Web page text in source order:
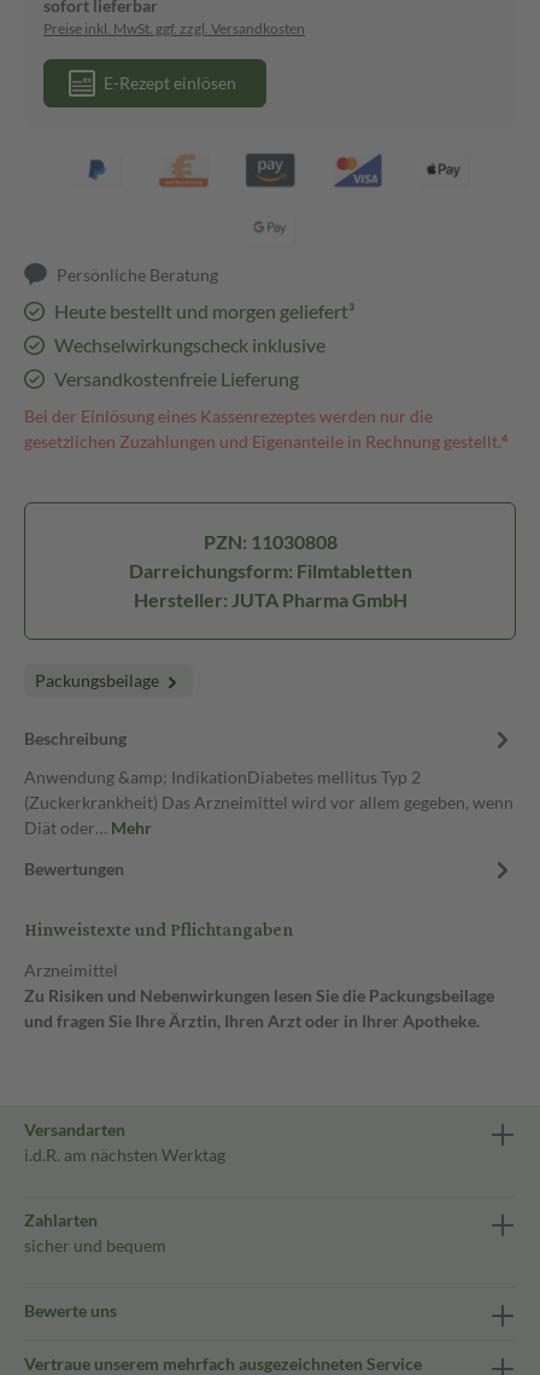
sofort lieferbar
Preise inkl. MwSt. ggf. zzgl. Versandkosten
E-Rezept einlösen
Persönliche Beratung
Heute bestellt und morgen geliefert³
Wechselwirkungscheck inklusive
Versandkostenfreie Lieferung
Bei der Einlösung eines Kassenrezeptes werden nur die
gesetzlichen Zuzahlungen und Eigenanteile in Rechnung gestellt.⁴
PZN: 11030808
Darreichungsform: Filmtabletten
Hersteller: JUTA Pharma GmbH
Packungsbeilage
Beschreibung
Anwendung &amp; IndikationDiabetes mellitus Typ 2
(Zuckerkrankheit) Das Arzneimittel wird vor allem gegeben, wenn
Diät oder… Mehr
Bewertungen
Hinweistexte und Pflichtangaben
Arzneimittel
Zu Risiken und Nebenwirkungen lesen Sie die Packungsbeilage
und fragen Sie Ihre Ärztin, Ihren Arzt oder in Ihrer Apotheke.
Versandarten
i.d.R. am nächsten Werktag
Zahlarten
sicher und bequem
Bewerte uns
Vertraue unserem mehrfach ausgezeichneten Service